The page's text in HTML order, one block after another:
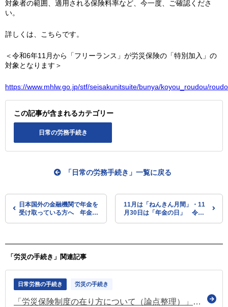
対象者の範囲、適用される保険料率など、今一度、ご確認くださ
い。
詳しくは、こちらです。
＜令和6年11月から「フリーランス」が労災保険の「特別加入」の
対象となります＞
https://www.mhlw.go.jp/stf/seisakunitsuite/bunya/koyou_roudou/
この記事が含まれるカテゴリー
日常の労務手続き
日本国外の金融機関で年金を
受け取っている方へ 年金支
「日常の労務手続き」一覧に戻る
11月は「ねんきん月間」・11
月30日は「年金の日」 令和6
「労災の手続き」関連記事
日常労務の手続き 労災の手続き
「労災保険制度の在り方について（論点整理）」を提示（労災保険制度の在り方に関する研究会）